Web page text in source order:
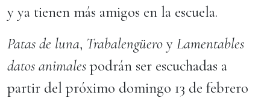
y ya tienen más amigos en la escuela.
Patas de luna, Trabalengüero y Lamentables
datos animalespodrán ser escuchadas a
partir del próximo domingo 13 de febrero